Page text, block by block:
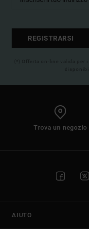
REGISTRARSI
(*) Offerta on-line valida per
Trova un negozio
AIUTO